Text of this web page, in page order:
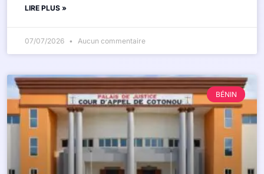
LIRE PLUS »
07/07/2026 Aucun commentaire
BÉNIN